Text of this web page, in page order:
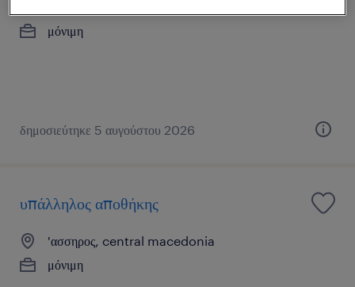
μόνιμη
δημοσιεύτηκε 5 αυγούστου 2026
υπάλληλος αποθήκης
'ασσηρος, central macedonia
μόνιμη